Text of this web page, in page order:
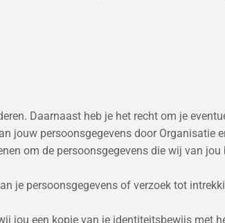
Daarnaast heb je het recht om je
jouw persoonsgegevens door Organisatie
om de persoonsgegevens die wij van
je persoonsgegevens of verzoek tot
jou een kopie van je identiteitsbewijs met